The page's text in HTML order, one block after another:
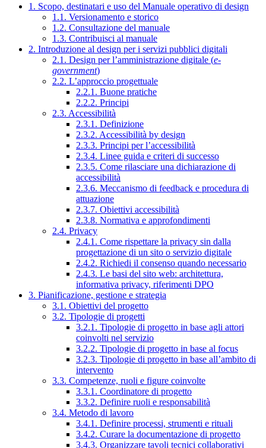
1. Scopo, destinatari e uso del Manuale operativo di design
1.1. Versionamento e storico
1.2. Consultazione del manuale
1.3. Contribuisci al manuale
2. Introduzione al design per i servizi pubblici digitali
2.1. Design per l’amministrazione digitale (e-
government)
2.2. L’approccio progettuale
2.2.1. Buone pratiche
2.2.2. Principi
2.3. Accessibilità
2.3.1. Definizione
2.3.2. Accessibilità by design
2.3.3. Principi per l’accessibilità
2.3.4. Linee guida e criteri di successo
2.3.5. Come rilasciare una dichiarazione di
accessibilità
2.3.6. Meccanismo di feedback e procedura di
attuazione
2.3.7. Obiettivi accessibilità
2.3.8. Normativa e approfondimenti
2.4. Privacy
2.4.1. Come rispettare la privacy sin dalla
progettazione di un sito o servizio digitale
2.4.2. Richiedi il consenso quando necessario
2.4.3. Le basi del sito web: architettura,
informativa privacy, riferimenti DPO
3. Pianificazione, gestione e strategia
3.1. Obiettivi del progetto
3.2. Tipologie di progetti
3.2.1. Tipologie di progetto in base agli attori
coinvolti nel servizio
3.2.2. Tipologie di progetto in base al focus
3.2.3. Tipologie di progetto in base all’ambito di
intervento
3.3. Competenze, ruoli e figure coinvolte
3.3.1. Coordinatore di progetto
3.3.2. Definire ruoli e responsabilità
3.4. Metodo di lavoro
3.4.1. Definire processi, strumenti e rituali
3.4.2. Curare la documentazione di progetto
3.4.3. Organizzare tavoli tecnici collaborativi